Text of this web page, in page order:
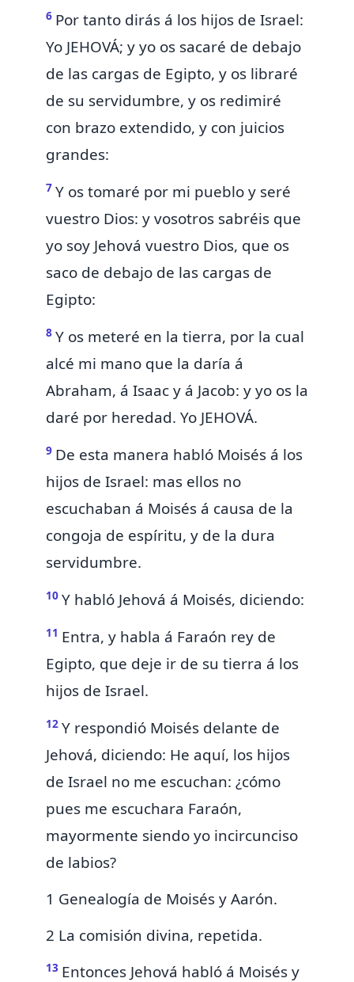
6 Por tanto dirás á los hijos de Israel:
Yo JEHOVÁ; y yo os sacaré de debajo
de las cargas de Egipto, y os libraré
de su servidumbre, y os redimiré
con brazo extendido, y con juicios
grandes:
7 Y os tomaré por mi puebloy seré
vuestro Dios: y vosotros sabréis que
yo soy Jehová vuestro Dios, que os
saco de debajo de las cargas de
Egipto:
8 Y os meteré en la tierra, por la cual
alcé mi mano que la daría á
Abraham, á Isaac y á Jacob: y yo os la
daré por heredad. Yo JEHOVÁ.
9 De esta manera habló Moisés á los
hijos de Israel: mas ellos no
escuchaban á Moisés á causa de la
congoja de espíritu, y de la dura
servidumbre.
10 Y habló Jehová á Moisés, diciendo:
11 Entra, y habla á Faraón rey de
Egipto, que deje ir de su tierra á los
hijos de Israel.
12 Y respondió Moisés delante de
Jehová, diciendo: He aquí, los hijos
de Israel no me escuchan: ¿cómo
pues me escuchara Faraón,
mayormente siendo yo incircunciso
de labios?
1 Genealogía de Moisés y Aarón.
2 La comisión divina, repetida.
13 Entonces Jehová habló á Moisés y